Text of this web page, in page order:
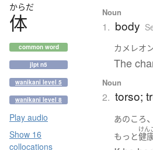
からだ
体
common word
jlpt n5
wanikani level 5
wanikani level 8
Play audio
Show 16
collocations
Noun
1. body
カメレオ
The
Noun
2. torso;
あのころ、
もっと
けん
健